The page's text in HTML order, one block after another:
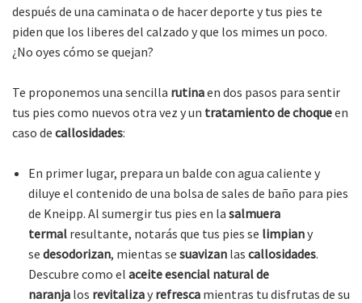
después de una caminata o de hacer deporte y tus pies te
piden que los liberes del calzado y que los mimes un poco.
¿No oyes cómo se quejan?
Te proponemos una sencilla rutinaen dos pasos para sentir
tus pies como nuevos otra vez y un tratamiento de choqueen
caso de callosidades:
En primer lugar, prepara un balde con agua caliente y
diluye el contenido de una bolsa de sales de baño para pies
de Kneipp. Al sumergir tus pies en la salmuera
termal resultante, notarás que tus pies se limpiany
se desodorizan, mientas se suavizan las callosidades.
Descubre como el aceite esencial natural de
naranja los revitalizay refresca mientras tu disfrutas de su